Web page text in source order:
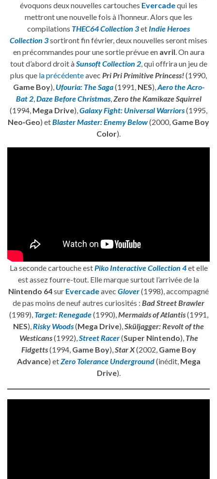
évoquons deux nouvelles cartouches Evercadequi les
mettront une nouvelle fois à l’honneur. Alors que les
compilations THEC64 Collection 3et Indie Heroes
Collection 3sortiront fin février, deux nouvelles seront mises
en précommandes pour une sortie prévue en avril. On aura
tout d’abord droit àSunsoft Collection 2, qui offrira un jeu de
plus que la précédenteavec Pri Pri Primitive Princess!(1990,
Game Boy), Ufouria: The Saga(1991, NES),Aero the Acro-
Bat 2,Daze Before Christmas,Zero the Kamikaze Squirrel
(1994, Mega Drive),Galaxy Fight: Universal Warriors(1995,
Neo·Geo) etBlaster Master: Enemy Below(2000, Game Boy
Color).
La seconde cartouche est Piko Interactive Collection 4et elle
est assez fourre-tout. Elle marque surtout l’arrivée de la
Nintendo 64sur Evercadeavec Glover(1998), accompagné
de pas moins de neuf autres curiosités : Bad Street Brawler
(1989), Target: Renegade(1990), Mermaids of Atlantis(1991,
NES), Risky Woods(Mega Drive), Sküljagger: Revolt of the
Westicans(1992), Street Racer(Super Nintendo), The
Fidgetts(1994, Game Boy), Star X(2002, Game Boy
Advance) et Zero Tolerance Underground(inédit, Mega
Drive).